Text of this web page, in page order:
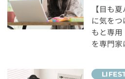
【目も
に気を
もと専
を専門